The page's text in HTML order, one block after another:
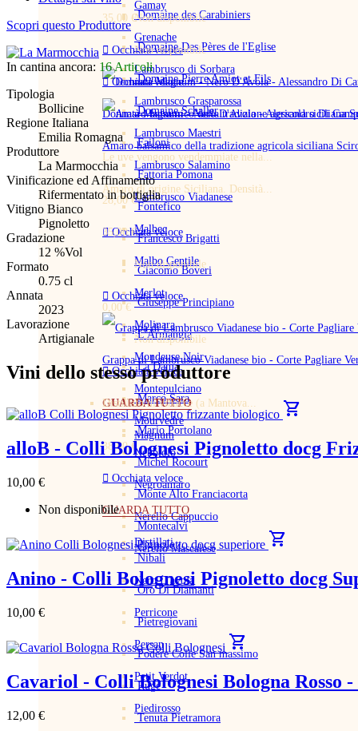
Domaine des Carabiniers
Domaine Des Pères de l'Eglise
Domaine Pierre Amiot et Fils
Domaine Schaller
Failoni
Fattoria Pomona
Fontefico
Francesco Brigatti
Giacomo Boveri
Giuseppe Principiano
L'Armangia
La Dama
Marco Sara
Mario Portolano
Michel Rocourt
Monte Alto Franciacorta
Montecalvi
Nibali
Oro Di Diamanti
Pietregiovani
Podere Colle San massimo
Ruge
Tenuta Pietramora
Gamay
Grenache
Lambrusco di Sorbara
Lambrusco Grasparossa
Lambrusco Maestri
Lambrusco Salamino
Lambrusco Viadanese
Malbec
Malbo Gentile
Merlot
Molinara
Mondeuse Noir
Montepulciano
Mourvedre
Nebbiolo
Negroamaro
Nerello Cappuccio
Nerello Mascalese
Nero D'avola
Perricone
Persan
Petit Verdot
Piedirosso
Non disponibile
 Occhiata veloce
Donnatà Magnum - Nero D'Avola - Alessandro Di
Le uve vengono vendemmiate nella...
28,00 €
Occhiata veloce
0,00 €
Non disponibile
Occhiata veloce
GUARDA TUTTO
Magnum
35,00 €
Non disponibile
Occhiata veloce
Amaro balsamico della tradizione agricola siciliana
Amaro di origine Siciliana. Densità...
35,00 €
Non disponibile
 Occhiata veloce
Grappa di Lambrusco Viadanese bio - Corte Pagliare
Distillato di vinacce (a Mantova...
38,00 €
 Occhiata veloce
GUARDA TUTTO
Distillati
Scopri questo Produttore
In cantina ancora: 16 Articoli
Tipologia
Bollicine
Regione Italiana
Emilia Romagna
Produttore
La Marmocchia
Vinificazione ed Affinamento
Rifermentato in bottiglia
Vitigno Bianco
Pignoletto
Gradazione
12 %Vol
Formato
0.75 cl
Annata
2023
Lavorazione
Artigianale
Vini dello stesso produttore
shopping_cart
alloB - Colli Bolognesi Pignoletto docg
10,00 €
Non disponibile
shopping_cart
Anino - Colli Bolognesi Pignoletto docg
10,00 €
shopping_cart
Cavariol - Colli Bolognesi Bologna Rosso
12,00 €